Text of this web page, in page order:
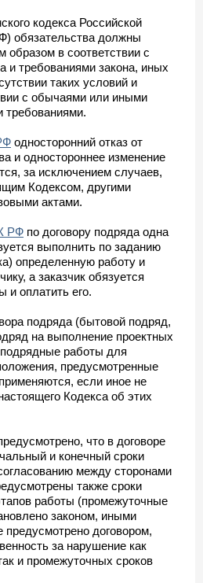
кодекса Российской
обязательства должны
в соответствии с
и требованиями закона, иных
таких условий и
с обычаями или иными
односторонний отказ от
и одностороннее изменение
за исключением случаев,
Кодексом, другими
актами.
РФ по договору подряда одна
выполнить по заданию
определенную работу и
а заказчик обязуется
и оплатить его.
подряда (бытовой подряд,
на выполнение проектных
работы для
предусмотренные
если иное не
Кодекса об этих
что в договоре
и конечный сроки
между сторонами
также сроки
работы (промежуточные
законом, иными
договором,
за нарушение как
и промежуточных сроков